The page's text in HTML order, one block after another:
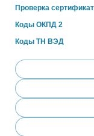
Проверка
Коды ОКПД 2
Коды ТН ВЭД